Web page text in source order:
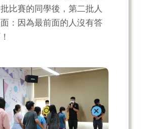
比賽的同學後，第二批人
：因為最前面的人沒有答